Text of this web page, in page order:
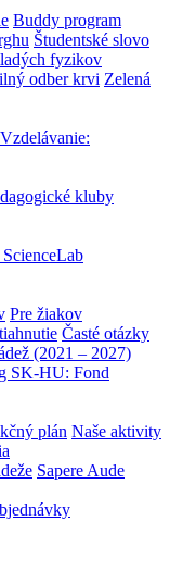
Buddy program
Študentské slovo
fyzikov
odber krvi Zelená
Vzdelávanie:
kluby
Pre žiakov
Časté otázky
(2021 – 2027)
SK-HU: Fond
plán Naše aktivity
Sapere Aude